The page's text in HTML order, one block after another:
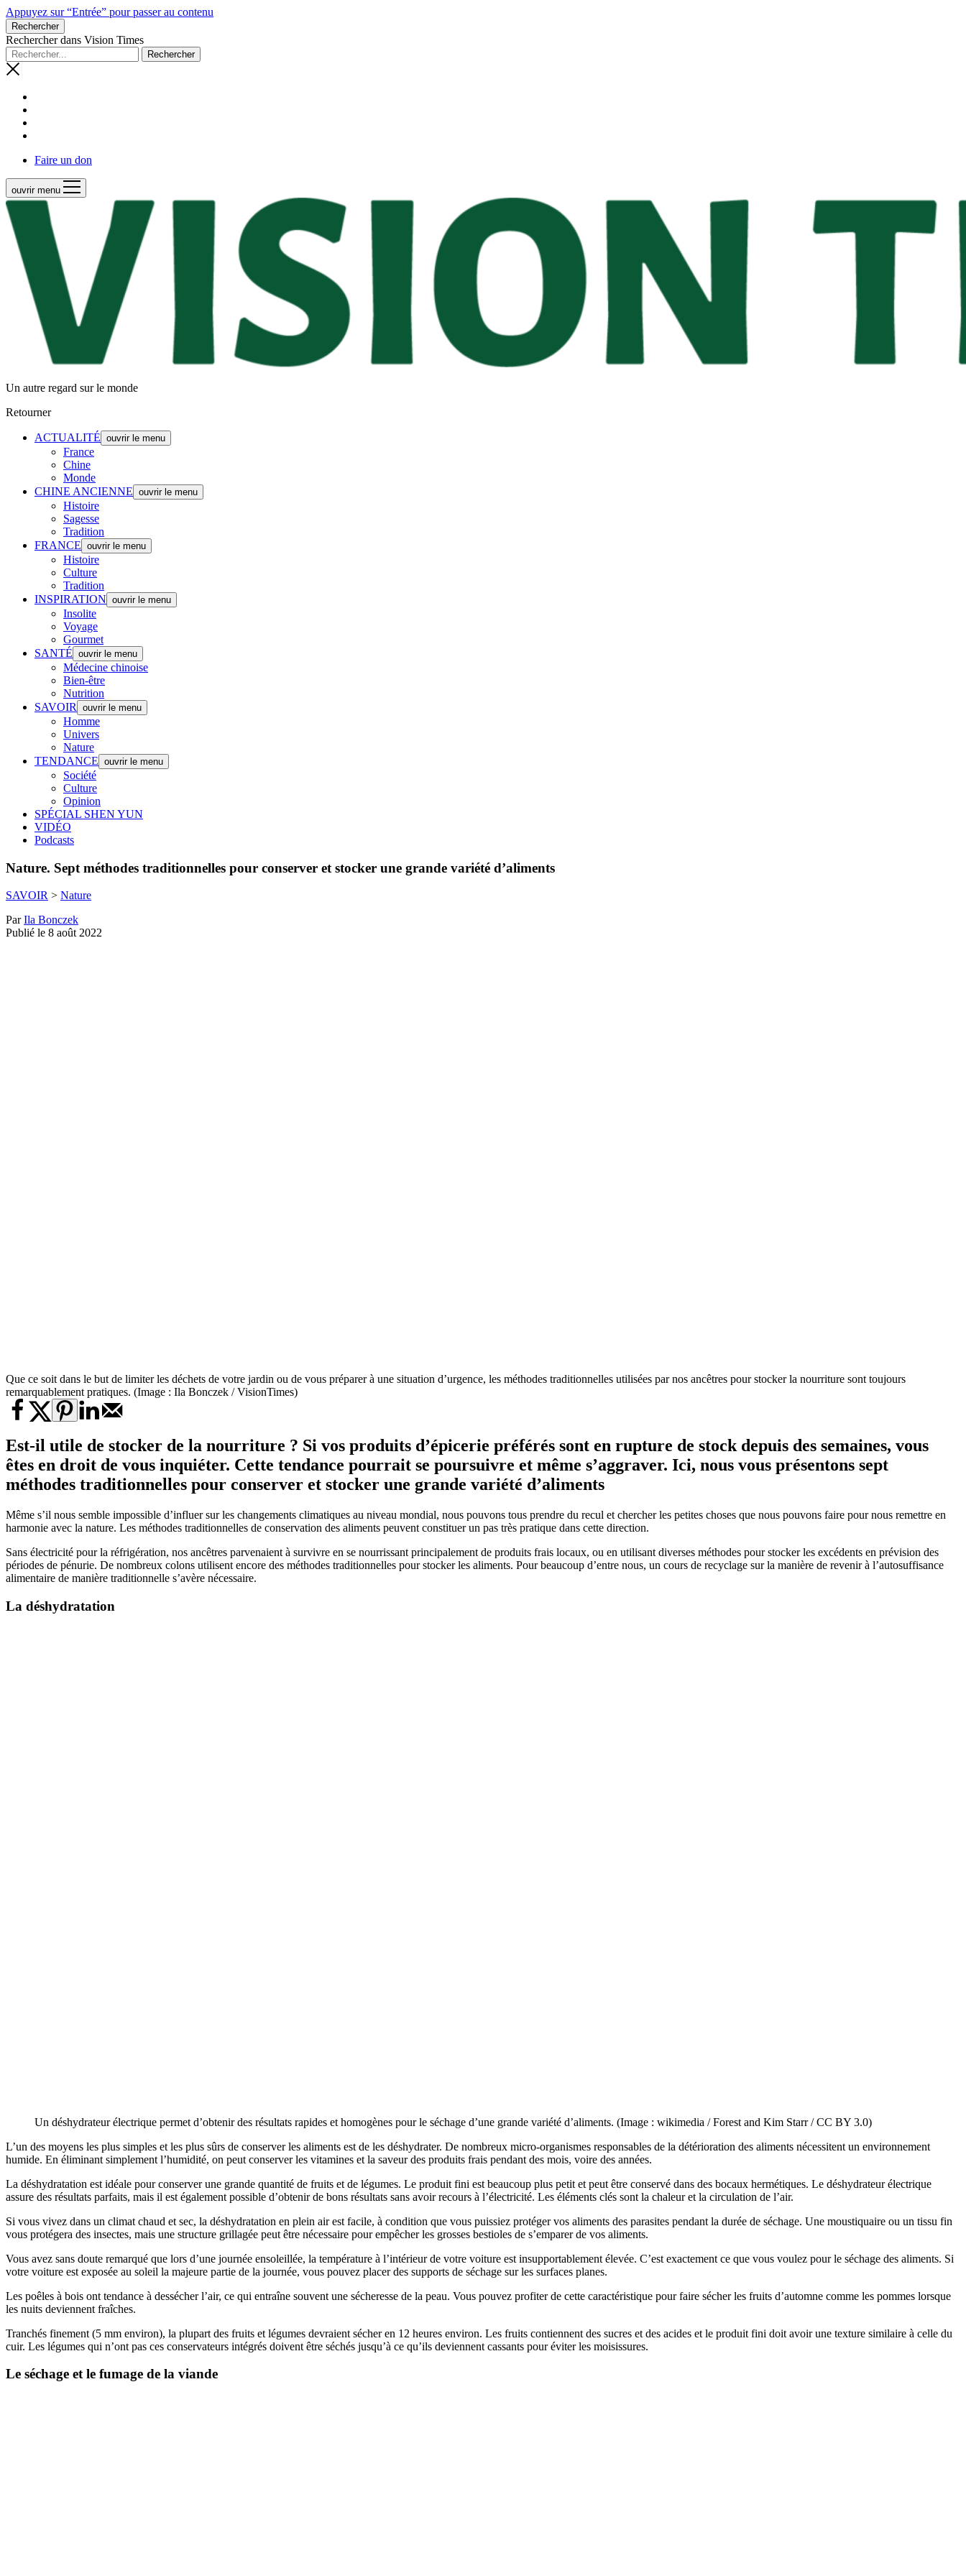
Appuyez sur “Entrée” pour passer au contenu
Rechercher
Rechercher dans Vision Times
Faire un don
ouvrir menu
Un autre regard sur le monde
Retourner
ACTUALITÉ ouvrir le menu
France
Chine
Monde
CHINE ANCIENNE ouvrir le menu
Histoire
Sagesse
Tradition
FRANCE ouvrir le menu
Histoire
Culture
Tradition
INSPIRATION ouvrir le menu
Insolite
Voyage
Gourmet
SANTÉ ouvrir le menu
Médecine chinoise
Bien-être
Nutrition
SAVOIR
ouvrir le menu
Homme
Univers
Nature
TENDANCE ouvrir le menu
Société
Culture
Opinion
SPÉCIAL SHEN YUN
VIDÉO
Podcasts
Nature. Sept méthodes traditionnelles pour conserver et stocker une grande variété d’aliments
SAVOIR > Nature
ParIla Bonczek
Publié le 8 août 2022
Que ce soit dans le but de limiter les déchets de votre jardin ou de vous préparer à une situation d’urgence, les méthodes traditionnelles utilisées par nos ancêtres pour stocker la nourriture sont toujours
remarquablement pratiques. (Image : Ila Bonczek / VisionTimes)
Est-il utile de stocker de la nourriture ? Si vos produits d’épicerie préférés sont en rupture de stock depuis des semaines, vous
êtes en droit de vous inquiéter. Cette tendance pourrait se poursuivre et même s’aggraver. Ici, nous vous présentons sept
méthodes traditionnelles pour conserver et stocker une grande variété d’aliments
Même s’il nous semble impossible d’influer sur les changements climatiques au niveau mondial, nous pouvons tous prendre du recul et chercher les petites choses que nous pouvons faire pour nous remettre en
harmonie avec la nature. Les méthodes traditionnelles de conservation des aliments peuvent constituer un pas très pratique dans cette direction.
Sans électricité pour la réfrigération, nos ancêtres parvenaient à survivre en se nourrissant principalement de produits frais locaux, ou en utilisant diverses méthodes pour stocker les excédents en prévision des
périodes de pénurie. De nombreux colons utilisent encore des méthodes traditionnelles pour stocker les aliments. Pour beaucoup d’entre nous, un cours de recyclage sur la manière de revenir à l’autosuffisance
alimentaire de manière traditionnelle s’avère nécessaire.
La déshydratation
Un déshydrateur électrique permet d’obtenir des résultats rapides et homogènes pour le séchage d’une grande variété d’aliments. (Image : wikimedia / Forest and Kim Starr / CC BY 3.0)
L’un des moyens les plus simples et les plus sûrs de conserver les aliments est de les déshydrater. De nombreux micro-organismes responsables de la détérioration des aliments nécessitent un environnement
humide. En éliminant simplement l’humidité, on peut conserver les vitamines et la saveur des produits frais pendant des mois, voire des années.
La déshydratation est idéale pour conserver une grande quantité de fruits et de légumes. Le produit fini est beaucoup plus petit et peut être conservé dans des bocaux hermétiques. Le déshydrateur électrique
assure des résultats parfaits, mais il est également possible d’obtenir de bons résultats sans avoir recours à l’électricité. Les éléments clés sont la chaleur et la circulation de l’air.
Si vous vivez dans un climat chaud et sec, la déshydratation en plein air est facile, à condition que vous puissiez protéger vos aliments des parasites pendant la durée de séchage. Une moustiquaire ou un tissu fin
vous protégera des insectes, mais une structure grillagée peut être nécessaire pour empêcher les grosses bestioles de s’emparer de vos aliments.
Vous avez sans doute remarqué que lors d’une journée ensoleillée, la température à l’intérieur de votre voiture est insupportablement élevée. C’est exactement ce que vous voulez pour le séchage des aliments. Si
votre voiture est exposée au soleil la majeure partie de la journée, vous pouvez placer des supports de séchage sur les surfaces planes.
Les poêles à bois ont tendance à dessécher l’air, ce qui entraîne souvent une sécheresse de la peau. Vous pouvez profiter de cette caractéristique pour faire sécher les fruits d’automne comme les pommes lorsque
les nuits deviennent fraîches.
Tranchés finement (5 mm environ), la plupart des fruits et légumes devraient sécher en 12 heures environ. Les fruits contiennent des sucres et des acides et le produit fini doit avoir une texture similaire à celle du
cuir. Les légumes qui n’ont pas ces conservateurs intégrés doivent être séchés jusqu’à ce qu’ils deviennent cassants pour éviter les moisissures.
Le séchage et le fumage de la viande